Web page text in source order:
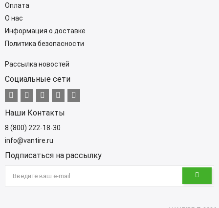
Оплата
О нас
Информация о доставке
Политика безопасности
Рассылка новостей
Социальные сети
Наши Контакты
8 (800) 222-18-30
info@vantire.ru
Подписаться на рассылку